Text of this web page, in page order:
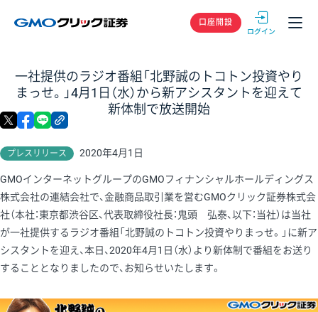
GMOクリック
口座開設
一社提供のラジオ番組「北野誠のトコトン投資やり
まっせ。」4月1日（水）から新アシスタントを迎えて
新体制で放送開始
プレスリリース 2020年4月1日
X facebook
GMOインターネットグループのGMOフィナンシャルホールディングス
株式会社の連結会社で、金融商品取引業を営むGMOクリック証券株式会
社（本社：東京都渋谷区、代表取締役社長：鬼頭 弘泰、以下：当社）は当社
が一社提供するラジオ番組「北野誠のトコトン投資やりまっせ。」に新ア
シスタントを迎え、本日、2020年4月1日（水）より新体制で番組をお送り
することとなりましたので、お知らせいたします。